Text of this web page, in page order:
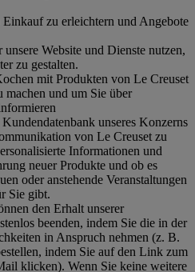
zu erleichtern und Angebote
Website und Dienste nutzen,
zu gestalten.
mit Produkten von Le Creuset
machen und um Sie über
unseres Konzerns
von Le Creuset zu
Informationen und
neuer Produkte und ob es
oder anstehende Veranstaltungen
Sie gibt.
den Erhalt unserer
beenden, indem Sie die in der
in Anspruch nehmen (z. B.
indem Sie auf den Link zum
klicken). Wenn Sie keine weitere